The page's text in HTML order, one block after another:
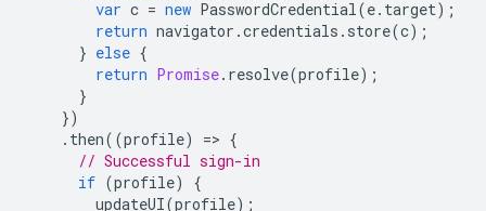
var c = new PasswordCredential(e. target);
return navigator .credentials . store(c);
} else {
return Promise. resolve(profile);
}
})
. then((profile) => {
// Successful sign-in
if (profile)
{
updateUI(profile);